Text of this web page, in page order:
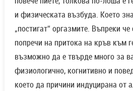
и физическата възбуда. Което
„постигат“ оргазмите. Въпреки
попречи на притока на кръв към
възможно да е твърде много за
физиологично, когнитивно и
което да причини индуцирана от